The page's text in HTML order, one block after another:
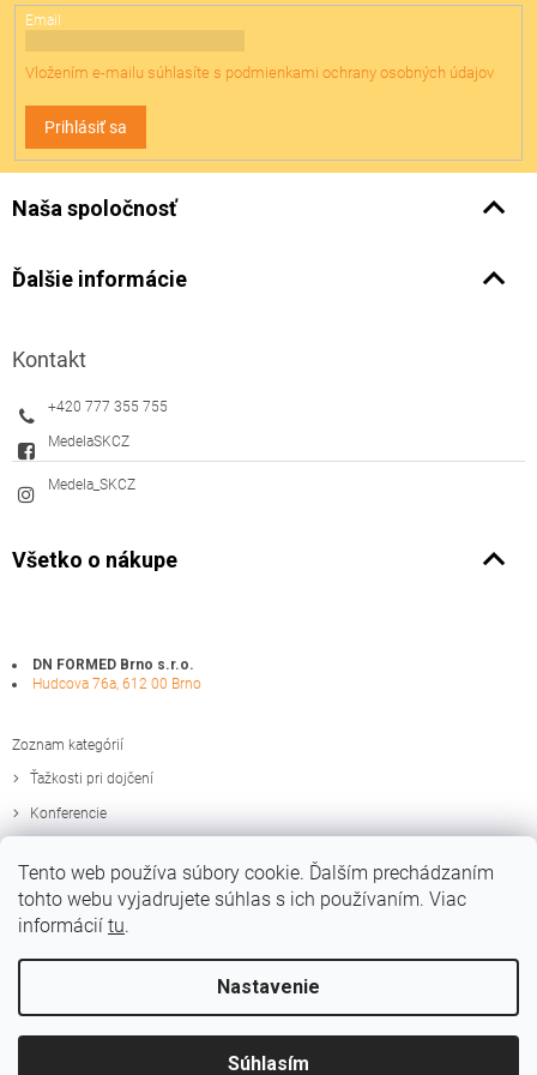
Tento web používa súbory cookie. Ďalším prechádzaním
tohto webu vyjadrujete súhlas s ich používaním. Viac
informácií tu.
Nastavenie
Súhlasím
Email
Vložením e-mailu súhlasíte s podmienkami ochrany osobných údajov
Prihlásiť sa
Naša spoločnosť
Ďalšie informácie
Kontakt
+420 777 355 755
MedelaSKCZ
Medela_SKCZ
Všetko o nákupe
DN FORMED Brno s.r.o.
Hudcova 76a, 612 00 Brno
Zoznam kategórií
Ťažkosti pri dojčení
Konferencie
Edukačné materiály
Vytvoril Shoptet
Medela.sk. Všetky práva vyhradené.